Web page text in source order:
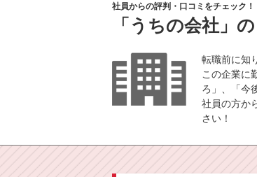
社員からの評判・口コミをチェック！
「うちの会社」の
転職前に知
この企業に
ろ」、「今
社員の方か
さい！